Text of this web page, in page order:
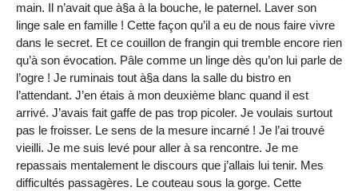
main. Il n’avait que à§a à la bouche, le paternel. Laver son
linge sale en famille ! Cette façon qu’il a eu de nous faire vivre
dans le secret. Et ce couillon de frangin qui tremble encore rien
qu’à son évocation. Pâle comme un linge dès qu’on lui parle de
l’ogre ! Je ruminais tout à§a dans la salle du bistro en
l’attendant. J’en étais à mon deuxième blanc quand il est
arrivé. J’avais fait gaffe de pas trop picoler. Je voulais surtout
pas le froisser. Le sens de la mesure incarné ! Je l’ai trouvé
vieilli. Je me suis levé pour aller à sa rencontre. Je me
repassais mentalement le discours que j’allais lui tenir. Mes
difficultés passagères. Le couteau sous la gorge. Cette